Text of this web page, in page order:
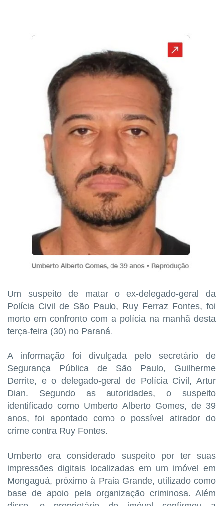
Um suspeito de matar o ex-delegado-geral da
Polícia Civil de São Paulo, Ruy Ferraz Fontes, foi
morto em confronto com a polícia na manhã desta
terça-feira (30) no Paraná.
A informação foi divulgada pelo secretário de
Segurança Pública de São Paulo, Guilherme
Derrite, e o delegado-geral de Polícia Civil, Artur
Dian. Segundo as autoridades, o suspeito
identificado como Umberto Alberto Gomes, de 39
anos, foi apontado como o possível atirador do
crime contra Ruy Fontes.
Umberto era considerado suspeito por ter suas
impressões digitais localizadas em um imóvel em
Mongaguá, próximo à Praia Grande, utilizado como
base de apoio pela organização criminosa. Além